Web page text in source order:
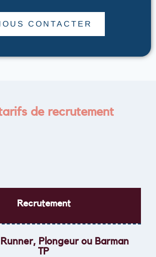
CONTACTER
de recrutement
Recrutement
Plongeur ou Barman
TP